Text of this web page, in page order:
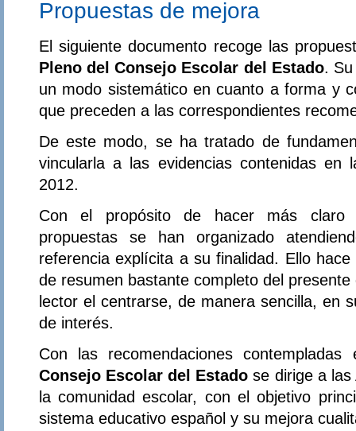
Propuestas de mejora
El siguiente documento recoge las
Pleno del Consejo Escolar del Estado.
un modo sistemático en cuanto a forma y
que preceden a las correspondientes
De este modo, se ha tratado de
vincularla a las evidencias contenidas en
2012.
Con el propósito de hacer más claro
propuestas se han organizado
referencia explícita a su finalidad. Ello
de resumen bastante completo del
lector el centrarse, de manera sencilla, en
de interés.
Con las recomendaciones
Consejo Escolar del Estado se dirige a
la comunidad escolar, con el objetivo
sistema educativo español y su mejora